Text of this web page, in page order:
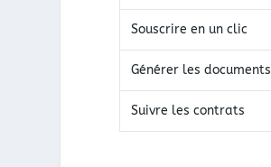
Souscrire en un clic
Générer les documents
Suivre les contrats